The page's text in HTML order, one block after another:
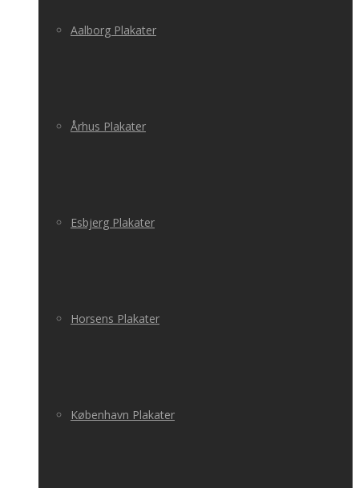
Aalborg Plakater
Århus Plakater
Esbjerg Plakater
Horsens Plakater
København Plakater